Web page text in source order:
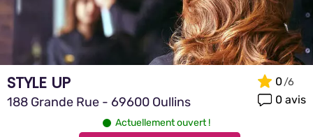
STYLE UP
188 Grande Rue - 69600 Oullins
0
0 avis
Actuellement ouvert !